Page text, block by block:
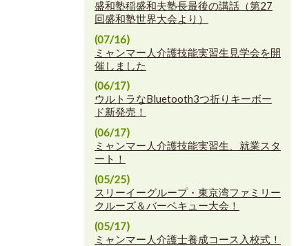
盛和塾稲盛和夫塾長最後の講話（第27
回盛和塾世界大会より）
(07/16)
ミャンマー人介護技能実習生見学会を開
催しました
(06/17)
ウルトラなBluetooth3つ折りキーボー
ド新発売！
(06/17)
ミャンマー人介護技能実習生、就業スタ
ート！
(05/25)
スリーイーグループ・東京湾ファミリー
クルーズ＆バーベキュー大会！
(05/17)
ミャンマー人介護士養成コース入校式！